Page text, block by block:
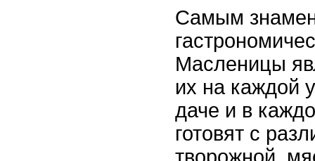
Самым
Масленицы
их на каждой
даче и в
готовят с